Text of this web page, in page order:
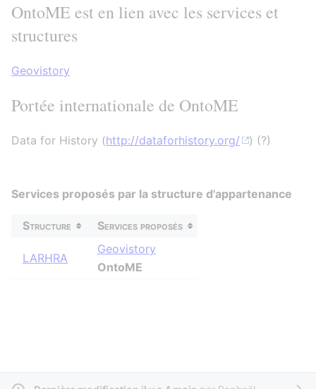
OntoME est en lien avec les services et
structures
Geovistory
Portée internationale de OntoME
Data for History (http://dataforhistory.org/ ) (?)
Services proposés par la structure d'appartenance
Structure Services proposés
LARHRA
Geovistory
OntoME